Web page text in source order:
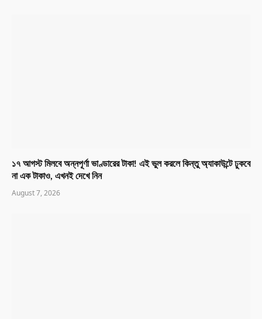
১৭ আগস্ট মিলবে অন্নপূর্ণা ভাণ্ডারের টাকা! এই ভুল করলে কিন্তু অ্যাকাউন্টে ঢুকবে
না এক টাকাও, এখনই দেখে নিন
August 7, 2026